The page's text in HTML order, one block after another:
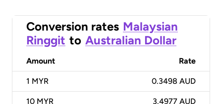
Conversion rates Malaysian
Ringgit to Australian Dollar
Amount Rate
1 MYR 0.3498 AUD
10 MYR 3.4977 AUD